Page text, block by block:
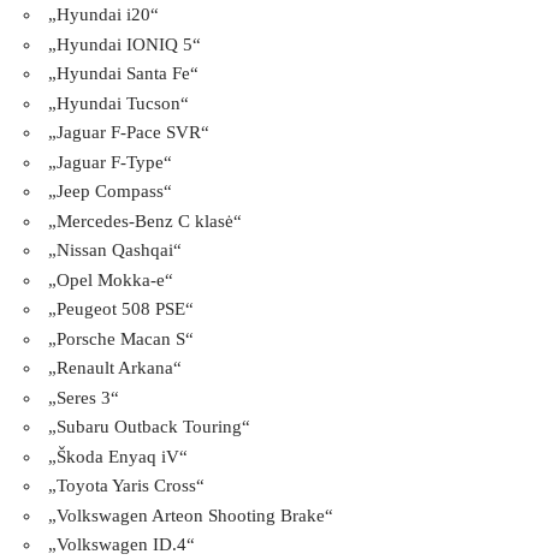
„Hyundai i20“
„Hyundai IONIQ 5“
„Hyundai Santa Fe“
„Hyundai Tucson“
„Jaguar F-Pace SVR“
„Jaguar F-Type“
„Jeep Compass“
„Mercedes-Benz C klasė“
„Nissan Qashqai“
„Opel Mokka-e“
„Peugeot 508 PSE“
„Porsche Macan S“
„Renault Arkana“
„Seres 3“
„Subaru Outback Touring“
„Škoda Enyaq iV“
„Toyota Yaris Cross“
„Volkswagen Arteon Shooting Brake“
„Volkswagen ID.4“